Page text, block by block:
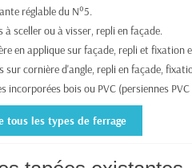
réglable du N°5.
à sceller ou à visser, repli en façade.
en applique sur façade, repli et fixation
sur cornière d'angle, repli en façade,
incorporées bois ou PVC (persiennes
tous les types de ferrage